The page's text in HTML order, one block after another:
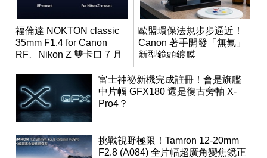
福倫達 NOKTON classic
35mm F1.4 for Canon
RF、Nikon Z 雙卡口 7 月
同步登台
歐盟環保法規步步逼近！
Canon 著手開發「無氟」
新型鏡頭鍍膜
富士神祕新機完成註冊！會是旗艦
中片幅 GFX180 還是復古旁軸 X-
Pro4？
挑戰視野極限！Tamron 12-20mm
F2.8 (A084) 全片幅超廣角變焦鏡正